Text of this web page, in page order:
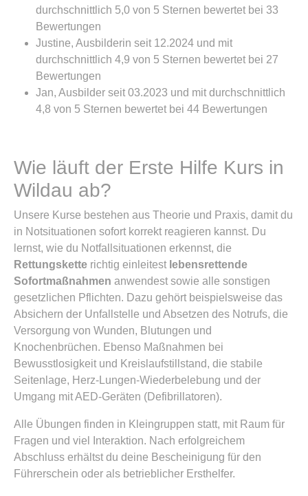
durchschnittlich 5,0 von 5 Sternen bewertet bei 33
Bewertungen
Justine, Ausbilderin seit 12.2024 und mit
durchschnittlich 4,9 von 5 Sternen bewertet bei 27
Bewertungen
Jan, Ausbilder seit 03.2023 und mit durchschnittlich
4,8 von 5 Sternen bewertet bei 44 Bewertungen
Wie läuft der Erste Hilfe Kurs in
Wildau ab?
Unsere Kurse bestehen aus Theorie und Praxis, damit du
in Notsituationen sofort korrekt reagieren kannst. Du
lernst, wie du Notfallsituationen erkennst, die
Rettungskette richtig einleitest lebensrettende
Sofortmaßnahmen anwendest sowie alle sonstigen
gesetzlichen Pflichten. Dazu gehört beispielsweise das
Absichern der Unfallstelle und Absetzen des Notrufs, die
Versorgung von Wunden, Blutungen und
Knochenbrüchen. Ebenso Maßnahmen bei
Bewusstlosigkeit und Kreislaufstillstand, die stabile
Seitenlage, Herz-Lungen-Wiederbelebung und der
Umgang mit AED-Geräten (Defibrillatoren).
Alle Übungen finden in Kleingruppen statt, mit Raum für
Fragen und viel Interaktion. Nach erfolgreichem
Abschluss erhältst du deine Bescheinigung für den
Führerschein oder als betrieblicher Ersthelfer.